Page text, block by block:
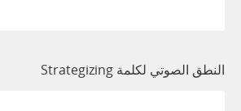
النطق الصوتي لكلمة Strategizing